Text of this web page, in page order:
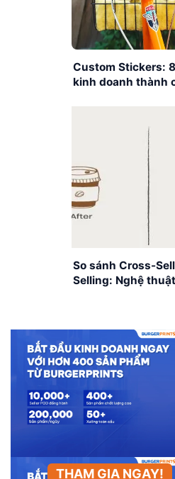
Custom Stickers:
kinh doanh thành
So sánh Cross-
Selling: Nghệ
THAM GIA NGAY!